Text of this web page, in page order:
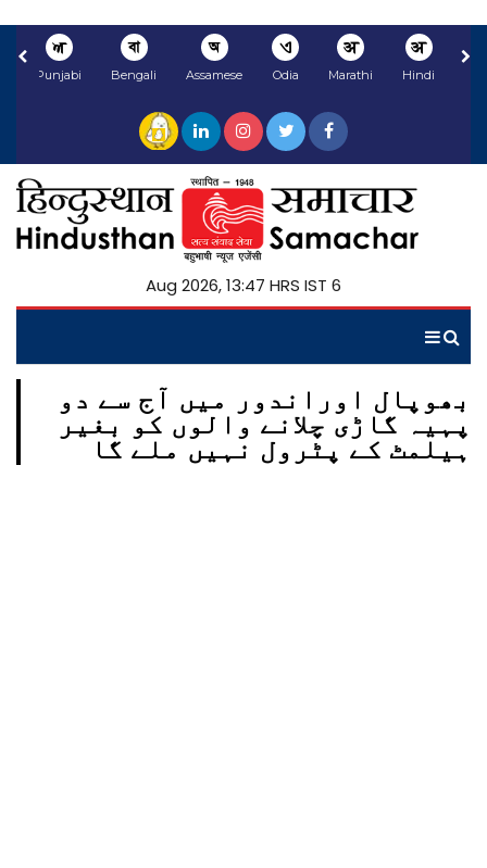
अ
Hindi
अ
Marathi
ଏ
Odia
অ
Assamese
বা
Bengali
ਅ
Punjabi
6 Aug 2026, 13:47 HRS IST
بھوپال اوراندور میں آج سے دو
پہیہ گاڑی چلانے والوں کو بغیر
ہیلمٹ کے پٹرول نہیں ملے گا